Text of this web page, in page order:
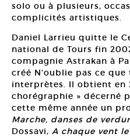
solo ou à plusieurs,
complicités artistiques.
Daniel Larrieu quitte le
national de Tours fin
compagnie Astrakan à
créé N’oublie pas ce
interprètes. Il obtient en
chorégraphie » décerné
cette même année un
Marche, danses de
Dossavi, A chaque vent